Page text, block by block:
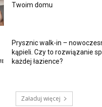
Twoim domu
Prysznic walk-in –
kąpieli. Czy to rozwiązanie
każdej łazience?
Załaduj więcej